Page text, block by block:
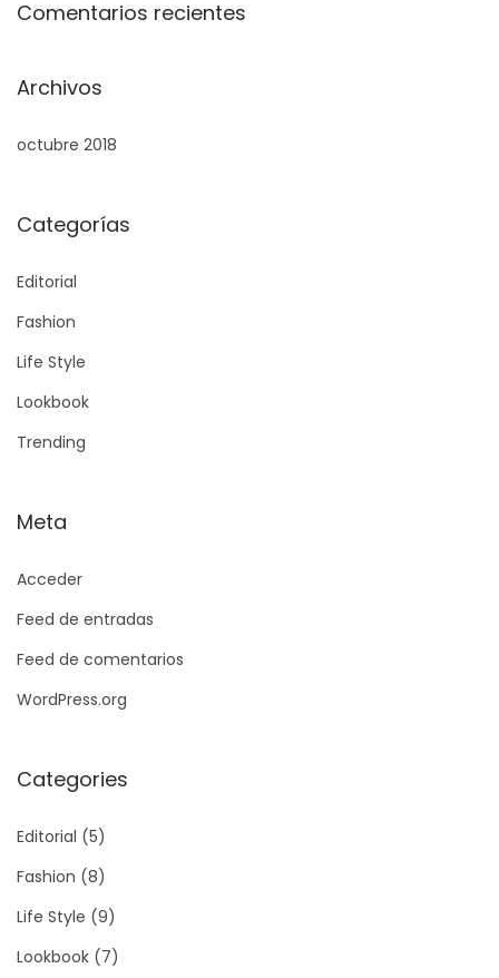
Comentarios recientes
Archivos
octubre 2018
Categorías
Editorial
Fashion
Life Style
Lookbook
Trending
Meta
Acceder
Feed de entradas
Feed de comentarios
WordPress.org
Categories
Editorial (5)
Fashion (8)
Life Style (9)
Lookbook (7)